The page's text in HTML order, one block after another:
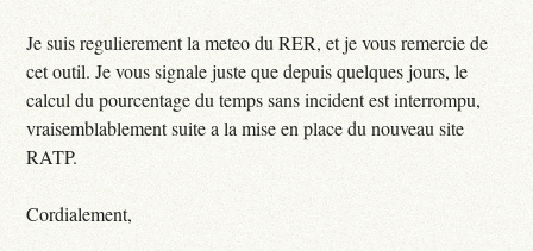
Je suis regulierement la meteo du RER, et je vous remercie de
cet outil. Je vous signale juste que depuis quelques jours, le
calcul du pourcentage du temps sans incident est interrompu,
vraisemblablement suite a la mise en place du nouveau site
RATP.
Cordialement,